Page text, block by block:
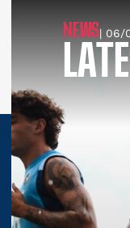
NEWS| 06/